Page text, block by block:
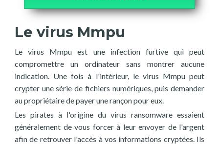
Le virus Mmpu
Le virus Mmpu est une infection furtive qui peut
compromettre un ordinateur sans montrer aucune
indication. Une fois à l'intérieur, le virus Mmpu peut
crypter une série de fichiers numériques, puis demander
au propriétaire de payer une rançon pour eux.
Les pirates à l'origine du virus ransomware essaient
généralement de vous forcer à leur envoyer de l'argent
afin de retrouver l'accès à vos informations cryptées. Ils